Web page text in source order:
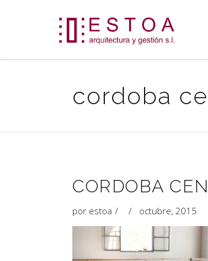
cordoba
CORDOBA
por estoa octubre, 2015